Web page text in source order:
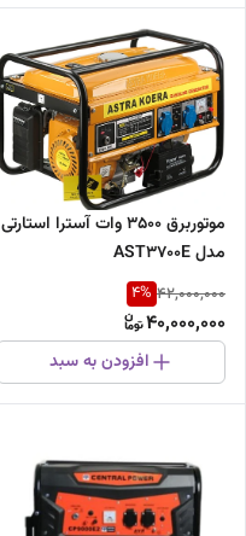
موتوربرق ۳۵۰۰ وات آسترا استارتی
مدل AST3700E
42,000,000
4%
40,000,000
افزودن به سبد